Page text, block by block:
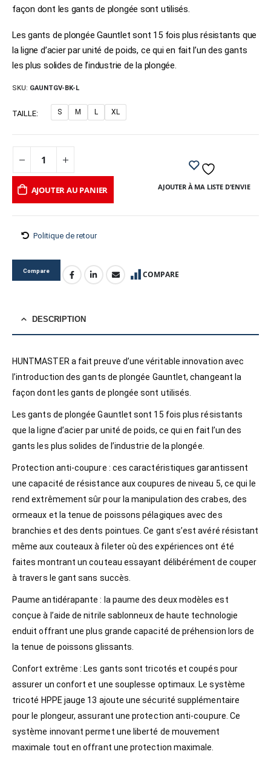
façon dont les gants de plongée sont utilisés.
Les gants de plongée Gauntlet sont 15 fois plus résistants que
la ligne d’acier par unité de poids, ce qui en fait l’un des gants
les plus solides de l’industrie de la plongée.
SKU: GAUNTGV-BK-L
TAILLE S M L XL
AJOUTER AU PANIER AJOUTER À MA LISTE D'ENVIE
Politique de retour
Compare COMPARE
DESCRIPTION
HUNTMASTER a fait preuve d’une véritable innovation avec
l’introduction des gants de plongée Gauntlet, changeant la
façon dont les gants de plongée sont utilisés.
Les gants de plongée Gauntlet sont 15 fois plus résistants
que la ligne d’acier par unité de poids, ce qui en fait l’un des
gants les plus solides de l’industrie de la plongée.
Protection anti-coupure : ces caractéristiques garantissent
une capacité de résistance aux coupures de niveau 5, ce qui le
rend extrêmement sûr pour la manipulation des crabes, des
ormeaux et la tenue de poissons pélagiques avec des
branchies et des dents pointues. Ce gant s’est avéré résistant
même aux couteaux à fileter où des expériences ont été
faites montrant un couteau essayant délibérément de couper
à travers le gant sans succès.
Paume antidérapante : la paume des deux modèles est
conçue à l’aide de nitrile sablonneux de haute technologie
enduit offrant une plus grande capacité de préhension lors de
la tenue de poissons glissants.
Confort extrême : Les gants sont tricotés et coupés pour
assurer un confort et une souplesse optimaux. Le système
tricoté HPPE jauge 13 ajoute une sécurité supplémentaire
pour le plongeur, assurant une protection anti-coupure. Ce
système innovant permet une liberté de mouvement
maximale tout en offrant une protection maximale.